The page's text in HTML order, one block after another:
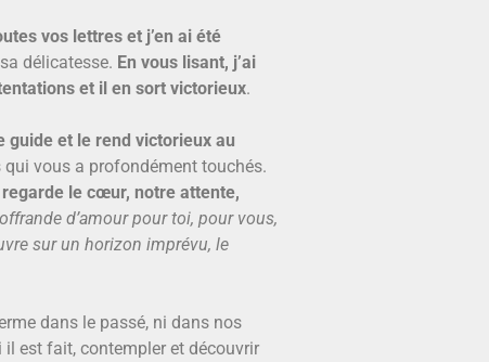
vos lettres et j’en ai été
délicatesse. En vous lisant, j’ai
et il en sort victorieux.
guide et le rend victorieux au
qui vous a profondément touchés.
le cœur, notre attente,
d’amour pour toi, pour vous,
sur un horizon imprévu, le
dans le passé, ni dans nos
il est fait, contempler et découvrir